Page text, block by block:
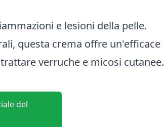
e lesioni della pelle.
questa crema offre un'efficace
verruche e micosi cutanee.
del